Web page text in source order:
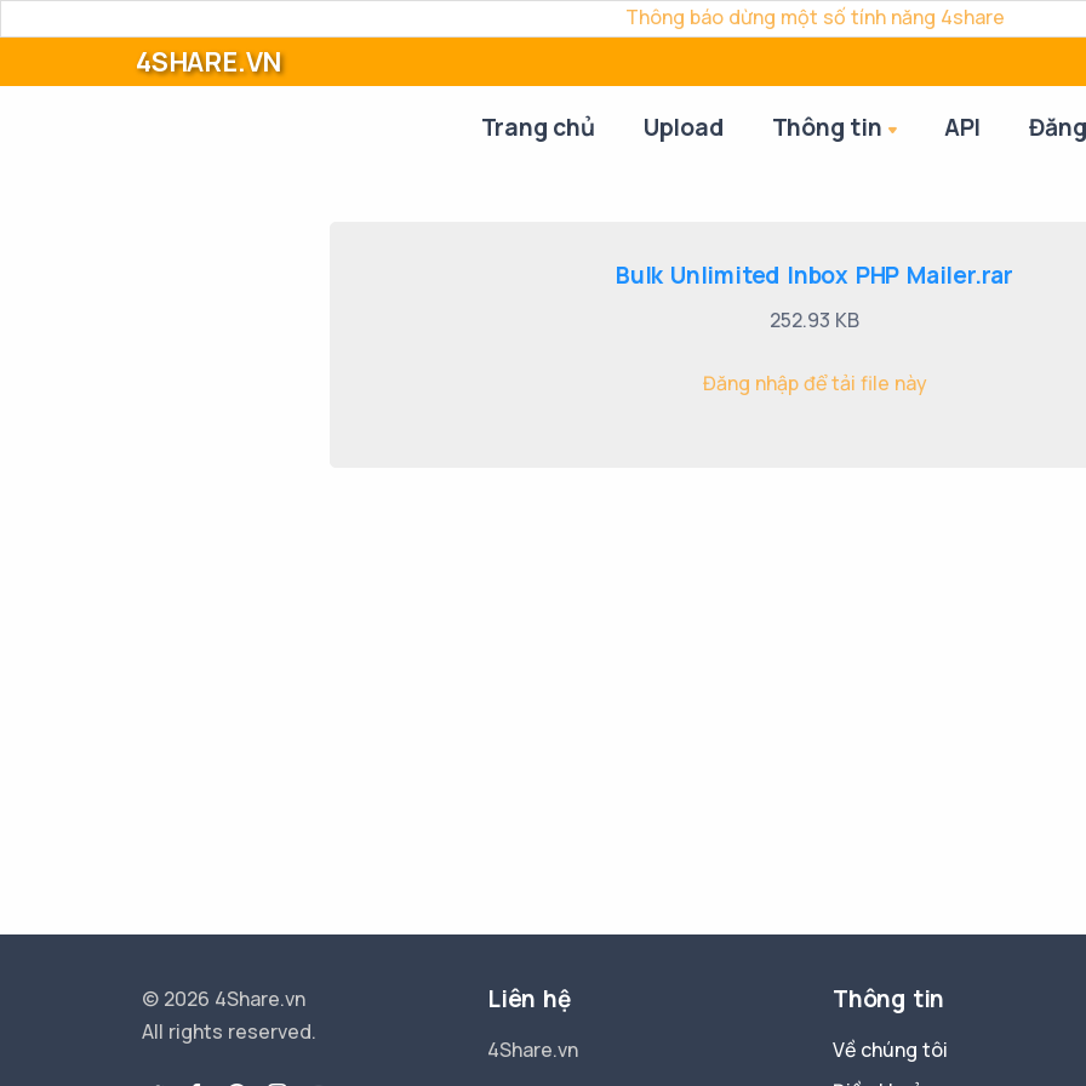
Thông báo dừng một số tính năng 4share
4SHARE.VN
Trang chủ Upload Thông tin API
Bulk Unlimited Inbox PHP Mailer.rar
252.93 KB
Đăng nhập để tải file này
© 2026 4Share.vn
All rights reserved.
Liên hệ
4Share.vn
Thông tin
Về chúng tôi